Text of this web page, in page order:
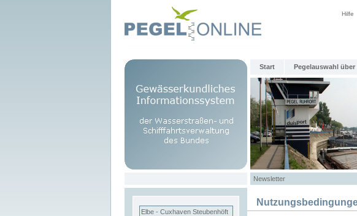
Hilfe
Start Pegelauswahl über
Newsletter
Elbe - Cuxhaven Steubenhöft